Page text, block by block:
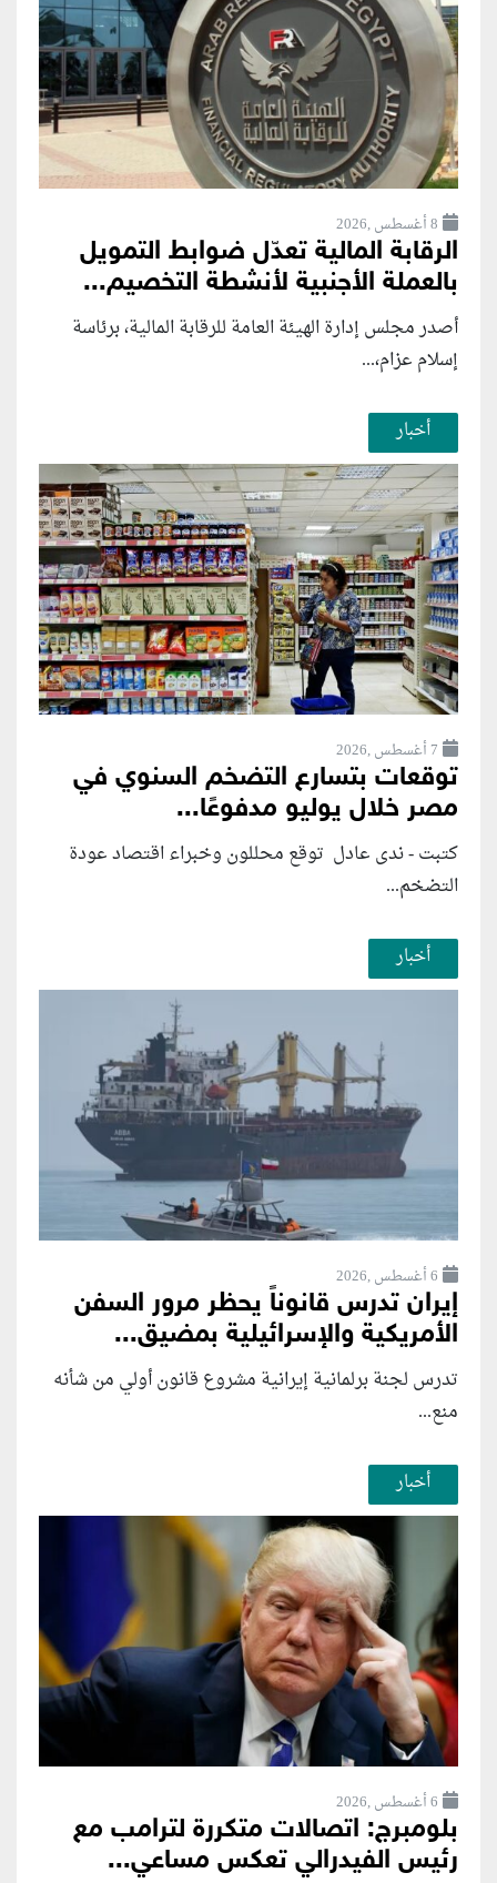
8 أغسطس ,2026
الرقابة المالية تعدّل ضوابط التمويل
بالعملة الأجنبية لأنشطة التخصيم...
أصدر مجلس إدارة الهيئة العامة للرقابة المالية، برئاسة
إسلام عزام،...
أخبار
7 أغسطس ,2026
توقعات بتسارع التضخم السنوي في
مصر خلال يوليو مدفوعًا...
كتبت - ندى عادل توقع محللون وخبراء اقتصاد عودة
التضخم...
أخبار
6 أغسطس ,2026
إيران تدرس قانوناً يحظر مرور السفن
الأمريكية والإسرائيلية بمضيق...
تدرس لجنة برلمانية إيرانية مشروع قانون ⁠أولي من شأنه
منع...
أخبار
6 أغسطس ,2026
بلومبرج: اتصالات متكررة لترامب مع
رئيس الفيدرالي تعكس مساعي...